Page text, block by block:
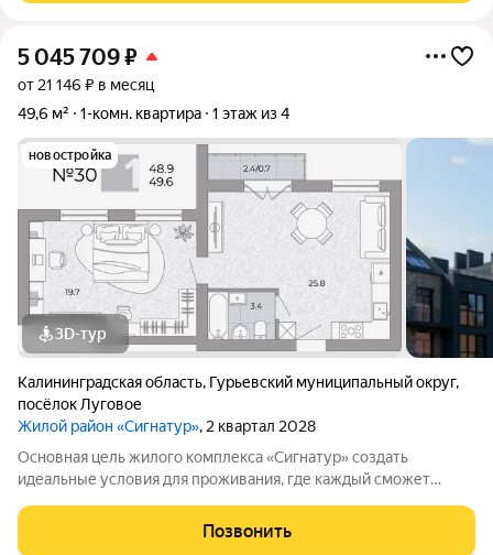
5 045 709₽
от 21 146 ₽ в месяц
49,6 м²
1-комн. квартира 1 этаж из 4
новостройка
3D-тур
Калининградская область, Гурьевский муниципальный округ,
посёлок Луговое
Жилой район «Сигнатур», 2 квартал 2028
Основная цель жилого комплекса «Сигнатур» создать
идеальные условия для проживания, где каждый сможет
развитой инфраструктурой в гармонии с природой и соседями.
Это привлекает семьи и отдельных
Позвонить